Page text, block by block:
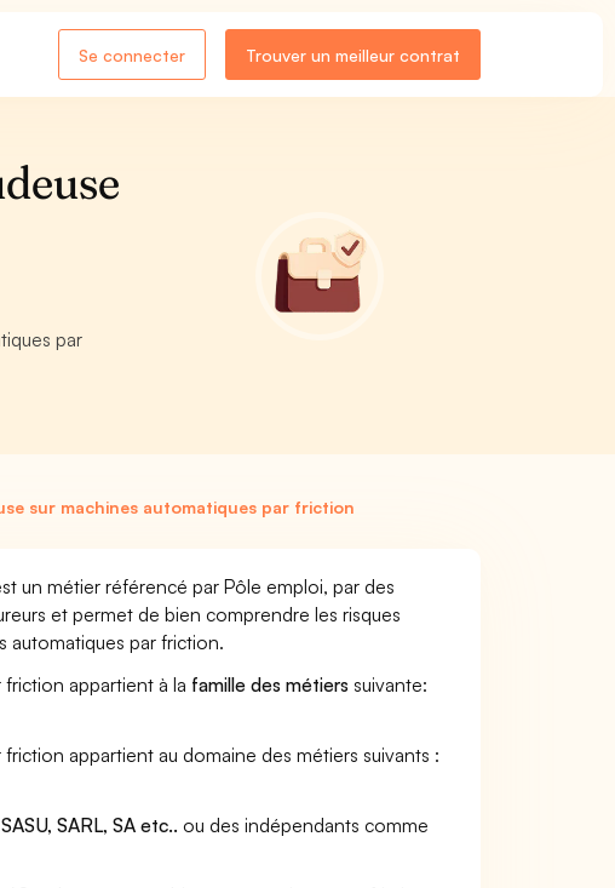
Se connecter Trouver un meilleur contrat
par
sur machines automatiques par friction
un métier référencé par Pôle emploi, par des
et permet de bien comprendre les risques
automatiques par friction.
friction appartient à la famille des métiers suivante:
appartient au domaine des métiers suivants :
SARL, SA etc.. ou des indépendants comme